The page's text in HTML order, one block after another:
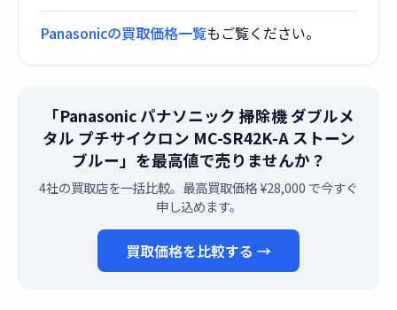
Panasonicの買取価格一覧もご覧ください。
「Panasonic パナソニック 掃除機 ダブルメ
タル プチサイクロン MC-SR42K-A ストーン
ブルー」を最高値で売りませんか？
4社の買取店を一括比較。最高買取価格 ¥28,000 で今すぐ
申し込めます。
買取価格を比較する →